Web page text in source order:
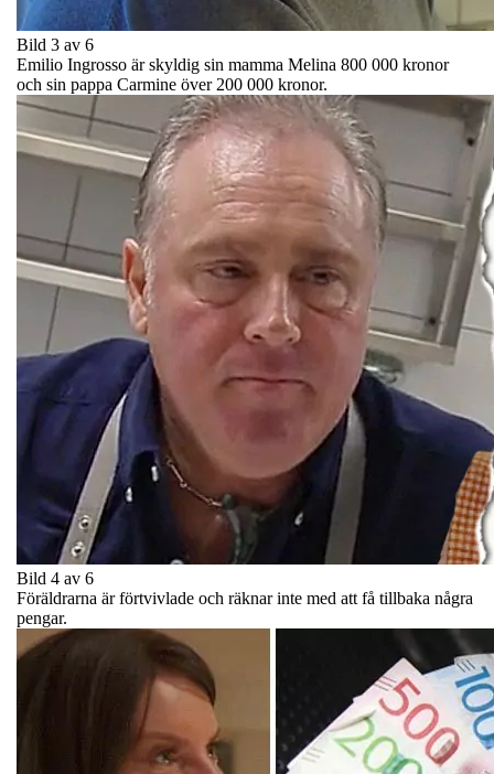
Bild 3 av 6
Emilio Ingrosso är skyldig sin mamma Melina 800 000 kronor
och sin pappa Carmine över 200 000 kronor.
Bild 4 av 6
Föräldrarna är förtvivlade och räknar inte med att få tillbaka några
pengar.